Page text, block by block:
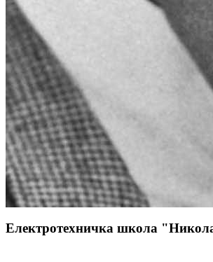
Електротехничка школа